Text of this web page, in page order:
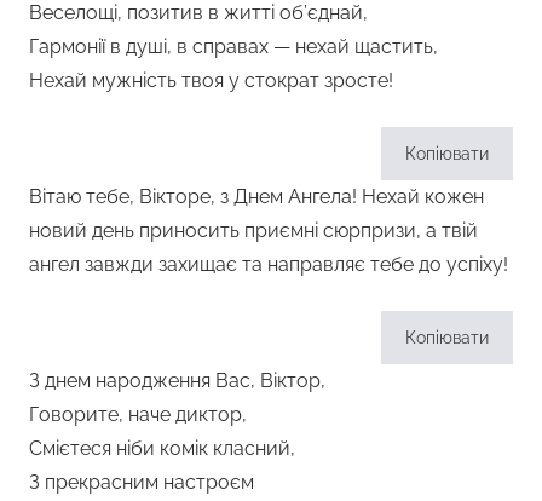
Веселощі, позитив в житті об’єднай,
Гармонії в душі, в справах — нехай щастить,
Нехай мужність твоя у стократ зросте!
Копіювати
Вітаю тебе, Вікторе, з Днем Ангела! Нехай кожен
новий день приносить приємні сюрпризи, а твій
ангел завжди захищає та направляє тебе до успіху!
Копіювати
З днем народження Вас, Віктор,
Говорите, наче диктор,
Смієтеся ніби комік класний,
З прекрасним настроєм